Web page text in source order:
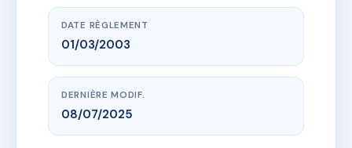
DATE RÈGLEMENT
01/03/2003
DERNIÈRE MODIF.
08/07/2025